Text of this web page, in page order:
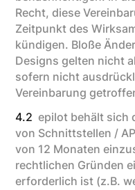
Recht, diese
Zeitpunkt des
kündigen. Bloße
Designs gelten nicht
sofern nicht
Vereinbarung
4.2 epilot behält sich
von Schnittstellen /
von 12 Monaten
rechtlichen Gründen
erforderlich ist (z.B.